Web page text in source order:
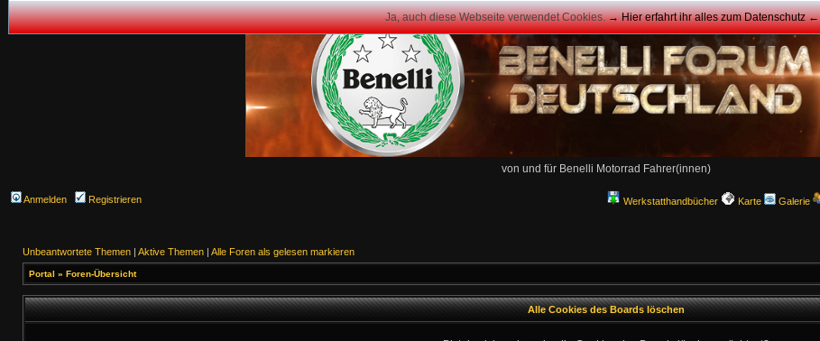
Ja, auch diese Webseite verwendet Cookies.→ Hier erfahrt ihr alles zum Datenschutz ←
von und für Benelli Motorrad Fahrer(innen)
Anmelden Registrieren Werkstatthandbücher Karte Galerie
Unbeantwortete Themen | Aktive Themen | Alle Foren als gelesen markieren
Portal » Foren-Übersicht
Alle Cookies des Boards löschen